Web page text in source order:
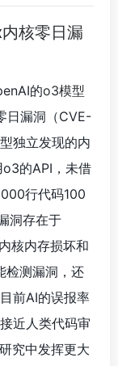
核零日漏
的o3模型
日漏洞（CVE-
独立发现的内
的API，未借
行代码100
洞存在于
核内存损坏和
检测漏洞，还
前AI的误报率
近人类代码审
究中发挥更大